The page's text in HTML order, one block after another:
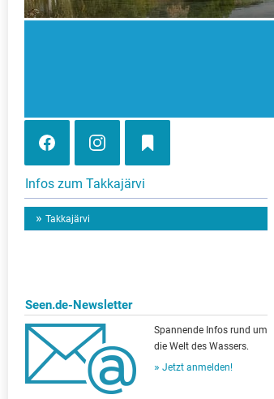
Infos zum Takkajärvi
Takkajärvi
Seen.de-Newsletter
Spannende Infos rund um
die Welt des Wassers.
Jetzt anmelden!